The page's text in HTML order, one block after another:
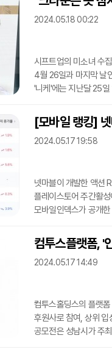
넥슨은 '오직 팬들만
이들만 예매가 가능하
2024.05.18 00:22
시프트업의 미소녀 수
4월 26일과 마지막 날
'니케'에는 지난달 25
순위에서 10위 초반대
게이머들이 이벤트 기
때문에 일어난 현상으
[모바일 랭킹]
2024.05.17 19:58
넷마블이 개발한 액션
플레이스토어 주간활
모바일인덱스가 공개
1위, 전체 게임 중에선
레벨업은 13일 기준
매출 2위에 올랐다. 모
컴투스플랫폼, '
2024.05.17 14:49
컴투스홀딩스의 플랫
후원사로 참여, 상위
공모전은 성남시가 주